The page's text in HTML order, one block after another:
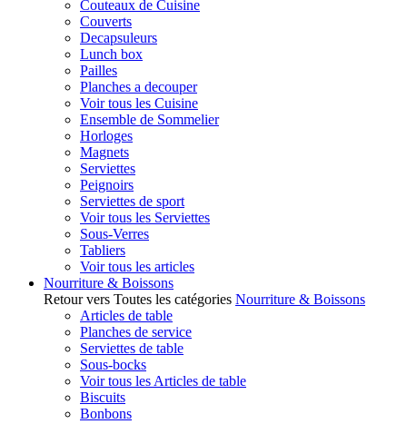
Couteaux de Cuisine
Couverts
Decapsuleurs
Lunch box
Pailles
Planches a decouper
Voir tous les Cuisine
Ensemble de Sommelier
Horloges
Magnets
Serviettes
Peignoirs
Serviettes de sport
Voir tous les Serviettes
Sous-Verres
Tabliers
Voir tous les articles
Nourriture & Boissons
Retour vers Toutes les catégories Nourriture & Boissons
Articles de table
Planches de service
Serviettes de table
Sous-bocks
Voir tous les Articles de table
Biscuits
Bonbons